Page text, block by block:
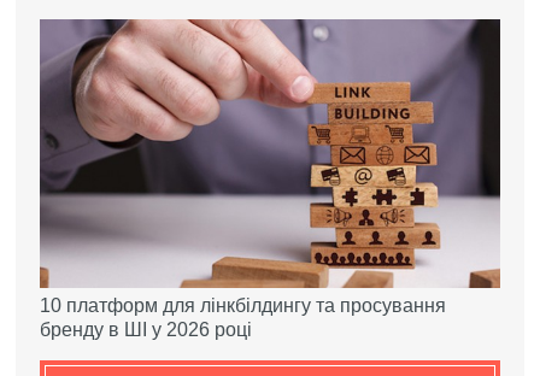
10 платформ для лінкбілдингу та просування
бренду в ШІ у 2026 році